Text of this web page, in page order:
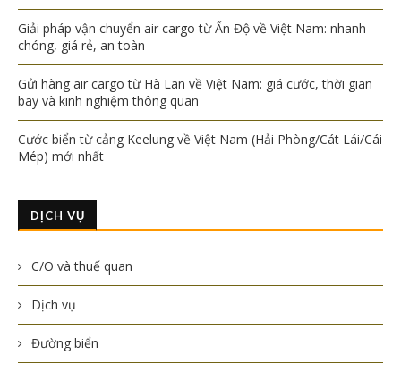
Giải pháp vận chuyển air cargo từ Ấn Độ về Việt Nam: nhanh
chóng, giá rẻ, an toàn
Gửi hàng air cargo từ Hà Lan về Việt Nam: giá cước, thời gian
bay và kinh nghiệm thông quan
Cước biển từ cảng Keelung về Việt Nam (Hải Phòng/Cát Lái/Cái
Mép) mới nhất
DỊCH VỤ
C/O và thuế quan
Dịch vụ
Đường biển